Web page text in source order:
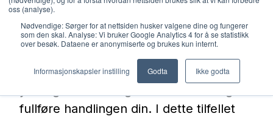
oss (analyse).
Nødvendige: Sørger for at nettsiden husker valgene dine og fungerer
som den skal. Analyse: Vi bruker Google Analytics 4 for å se statistikk
over besøk. Dataene er anonymiserte og brukes kun internt.
Informasjonskapsler instilling Godta Ikke godta
page
fra Vipps MobilePay, men det kreves en
fullføre handlingen din. I dette tilfellet
Hva vi gjør